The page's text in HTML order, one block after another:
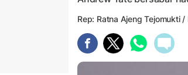
Rep: Ratna Ajeng Tejomukti /